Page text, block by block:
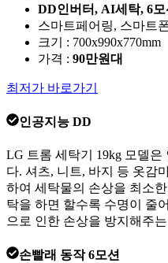
DD인버터, AI세탁, 6
스마트페어링, 스마트
크기 : 700x990x770mm
가격 : 90만원대
최저가 바로가기
인공지능 DD
LG 트롬 세탁기 19kg 모델은
다. 셔츠, 니트, 바지 등 옷감
하여 세탁물의 손상을 최소
탁을 하면 할수록 수명이 줄
으로 인한 손상을 방지해주
손빨래 동작 6모션